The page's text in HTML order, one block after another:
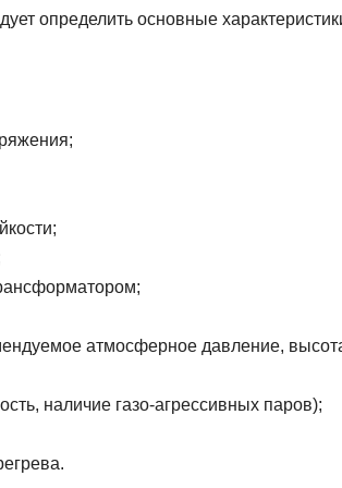
определить основные
атмосферное давление,
наличие газо-агрессивных паров);